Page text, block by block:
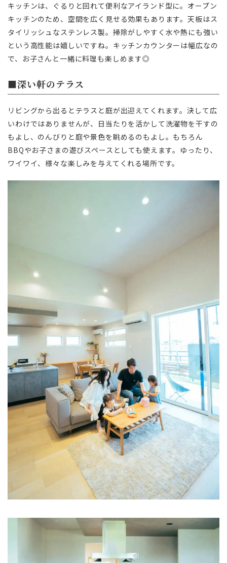
キッチンは、ぐるりと回れて便利なアイランド型に。オープン
キッチンのため、空間を広く見せる効果もあります。天板はス
タイリッシュなステンレス製。掃除がしやすく水や熱にも強い
という高性能は嬉しいですね。キッチンカウンターは幅広なの
で、お子さんと一緒に料理も楽しめます◎
■深い軒のテラス
リビングから出るとテラスと庭が出迎えてくれます。決して広
いわけではありませんが、日当たりを活かして洗濯物を干すの
もよし、のんびりと庭や景色を眺めるのもよし。もちろん
BBQやお子さまの遊びスペースとしても使えます。ゆったり、
ワイワイ、様々な楽しみを与えてくれる場所です。